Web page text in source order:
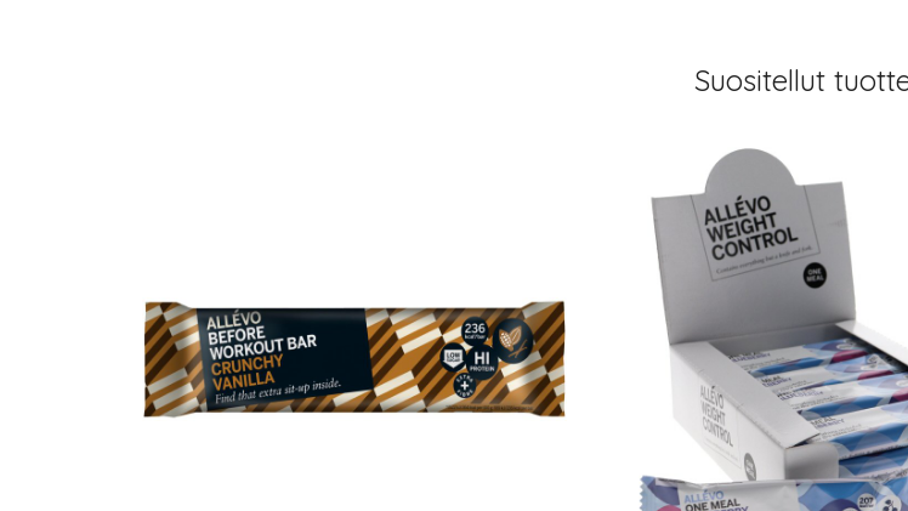
Suositellut